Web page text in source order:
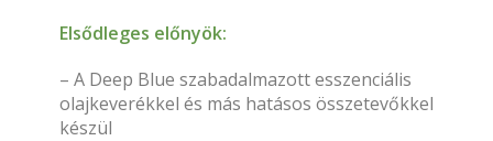
Elsődleges előnyök:
– A Deep Blue szabadalmazott esszenciális
olajkeverékkel és más hatásos összetevőkkel
készül